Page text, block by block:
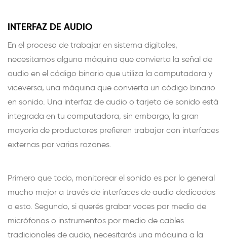
INTERFAZ DE AUDIO
En el proceso de trabajar en sistema digitales,
necesitamos alguna máquina que convierta la señal de
audio en el código binario que utiliza la computadora y
viceversa, una máquina que convierta un código binario
en sonido. Una interfaz de audio o tarjeta de sonido está
integrada en tu computadora, sin embargo, la gran
mayoría de productores prefieren trabajar con interfaces
externas por varias razones.
Primero que todo, monitorear el sonido es por lo general
mucho mejor a través de interfaces de audio dedicadas
a esto. Segundo, si querés grabar voces por medio de
micrófonos o instrumentos por medio de cables
tradicionales de audio, necesitarás una máquina a la